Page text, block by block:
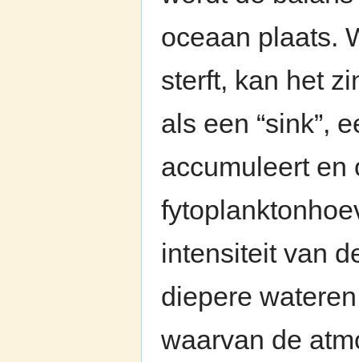
oceaan plaats.
sterft, kan het
als een “sink”,
accumuleert en
intensiteit van
diepere
waarvan de